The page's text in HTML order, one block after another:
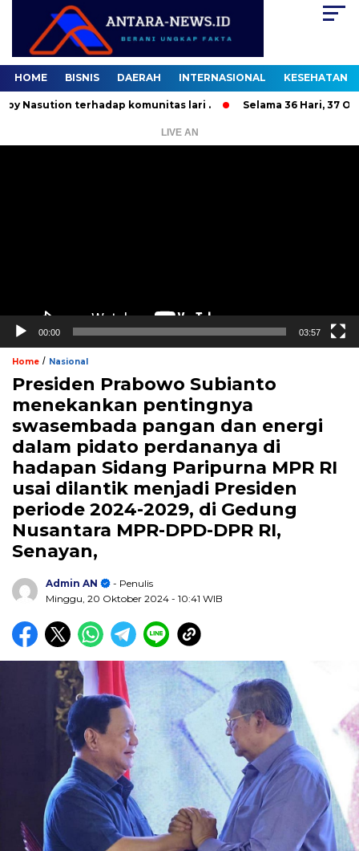
HOME BISNIS DAERAH INTERNASIONAL KESEHATAN
terhadap komunitas lari . Selama 36 Hari, 37 Orang
LIVE AN
00:00 03:57
Home / Nasional
Presiden Prabowo Subianto
menekankan pentingnya
swasembada pangan dan energi
dalam pidato perdananya di
hadapan Sidang Paripurna MPR RI
usai dilantik menjadi Presiden
periode 2024-2029, di Gedung
Nusantara MPR-DPD-DPR RI,
Senayan,
Admin AN
- Penulis
Minggu, 20 Oktober 2024 - 10:41 WIB